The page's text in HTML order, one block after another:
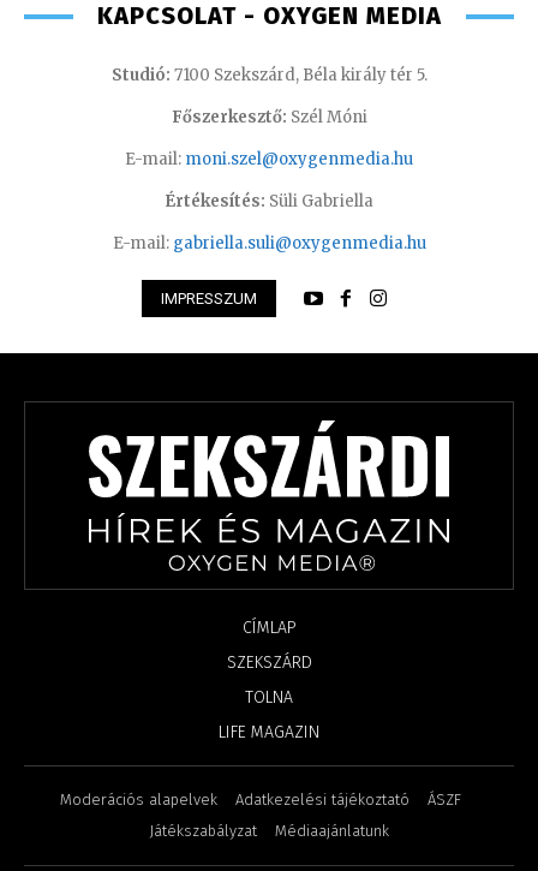
KAPCSOLAT - OXYGEN MEDIA
Studió: 7100 Szekszárd, Béla király tér 5.
Főszerkesztő: Szél Móni
E-mail: moni.szel@oxygenmedia.hu
Értékesítés: Süli Gabriella
E-mail: gabriella.suli@oxygenmedia.hu
IMPRESSZUM
CÍMLAP
SZEKSZÁRD
TOLNA
LIFE MAGAZIN
Moderációs alapelvek Adatkezelési tájékoztató
ÁSZF
Játékszabályzat
Médiaajánlatunk